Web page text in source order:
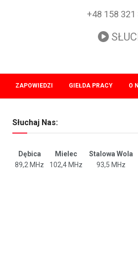
+48 158 321
ZAPOWIEDZI GIEŁDA PRACY O
Słuchaj Nas:
Dębica Mielec Stalowa Wola
89,2 MHz
102,4 MHz 93,5 MHz